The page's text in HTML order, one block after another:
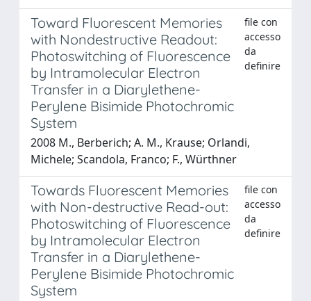
Toward Fluorescent Memories
with Nondestructive Readout:
Photoswitching of Fluorescence
by Intramolecular Electron
Transfer in a Diarylethene-
Perylene Bisimide Photochromic
System
file con
accesso
da
definire
2008 M., Berberich; A. M., Krause; Orlandi,
Michele; Scandola, Franco; F., Würthner
Towards Fluorescent Memories
with Non-destructive Read-out:
Photoswitching of Fluorescence
by Intramolecular Electron
Transfer in a Diarylethene-
Perylene Bisimide Photochromic
System
file con
accesso
da
definire